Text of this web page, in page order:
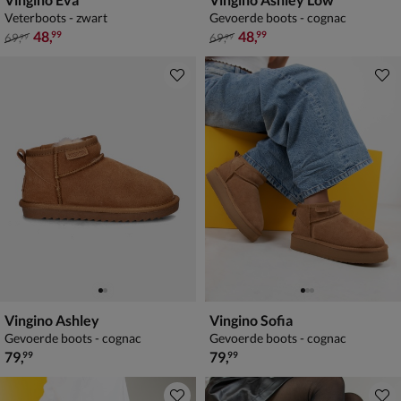
Veterboots - zwart
van € 69,99 voor € 48,99
69,99 48,99
Gevoerde boots - cognac
van € 69,99 voor € 48,99
69,99 48,99
Vingino Ashley
Gevoerde boots - cognac
€ 79,99
79,99
Vingino Sofia
Gevoerde boots - cognac
€ 79,99
79,99